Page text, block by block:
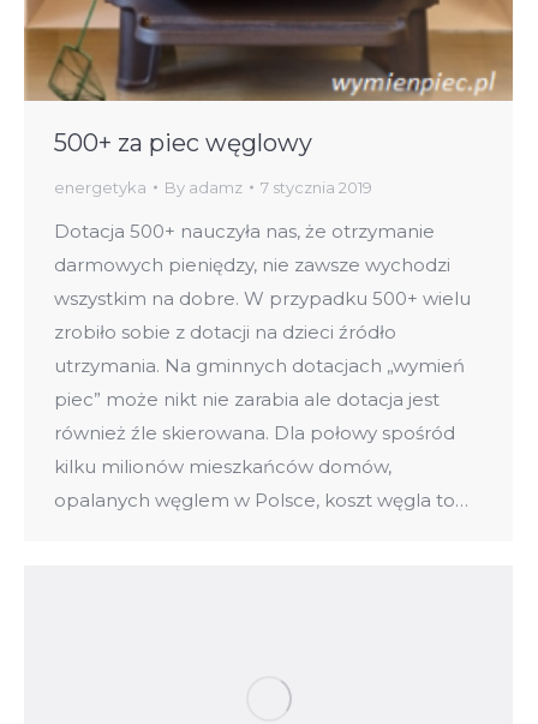
500+ za piec węglowy
energetyka By adamz 7 stycznia 2019
Dotacja 500+ nauczyła nas, że otrzymanie
darmowych pieniędzy, nie zawsze wychodzi
wszystkim na dobre. W przypadku 500+ wielu
zrobiło sobie z dotacji na dzieci źródło
utrzymania. Na gminnych dotacjach „wymień
piec” może nikt nie zarabia ale dotacja jest
również źle skierowana. Dla połowy spośród
kilku milionów mieszkańców domów,
opalanych węglem w Polsce, koszt węgla to…